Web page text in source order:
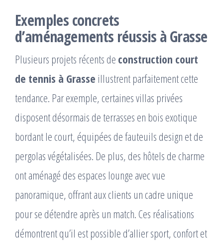
Exemples concrets
d’aménagements réussis à Grasse
Plusieurs projets récents de construction court
de tennis à Grasse illustrent parfaitement cette
tendance. Par exemple, certaines villas privées
disposent désormais de terrasses en bois exotique
bordant le court, équipées de fauteuils design et de
pergolas végétalisées. De plus, des hôtels de charme
ont aménagé des espaces lounge avec vue
panoramique, offrant aux clients un cadre unique
pour se détendre après un match. Ces réalisations
démontrent qu’il est possible d’allier sport, confort et